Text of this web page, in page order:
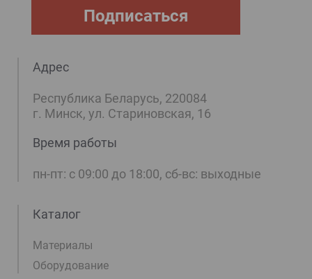
Подписаться
Адрес
Республика Беларусь, 220084
г. Минск, ул. Стариновская, 16
Время работы
пн-пт: с 09:00 до 18:00, сб-вс: выходные
Каталог
Материалы
Оборудование